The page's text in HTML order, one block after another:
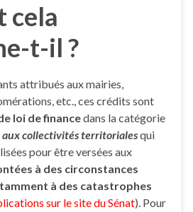
cela
t-il ?
attribués aux mairies,
etc., ces crédits sont
loi de financedans la catégorie
aux collectivités territorialesqui
pour être versées aux
à des circonstances
à des catastrophes
sur le site du Sénat). Pour